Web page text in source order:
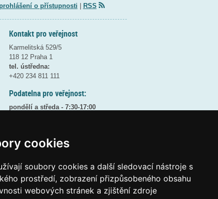
cookies
soubory cookies a další sledovací nástroje s
prostředí, zobrazení přizpůsobeného obsahu
webových stránek a zjištění zdroje
o přístupnosti RSS
Kontakt pro veřejnost
Karmelitská 529/5
118 12 Praha 1
tel. ústředna:
+420 234 811 111
Podatelna pro veřejnost:
pondělí a středa - 7:30-17:00
8:30 - 9:30 - bezpečnostní přestávka
Elektronická podatelna:
posta@msmtgov cz